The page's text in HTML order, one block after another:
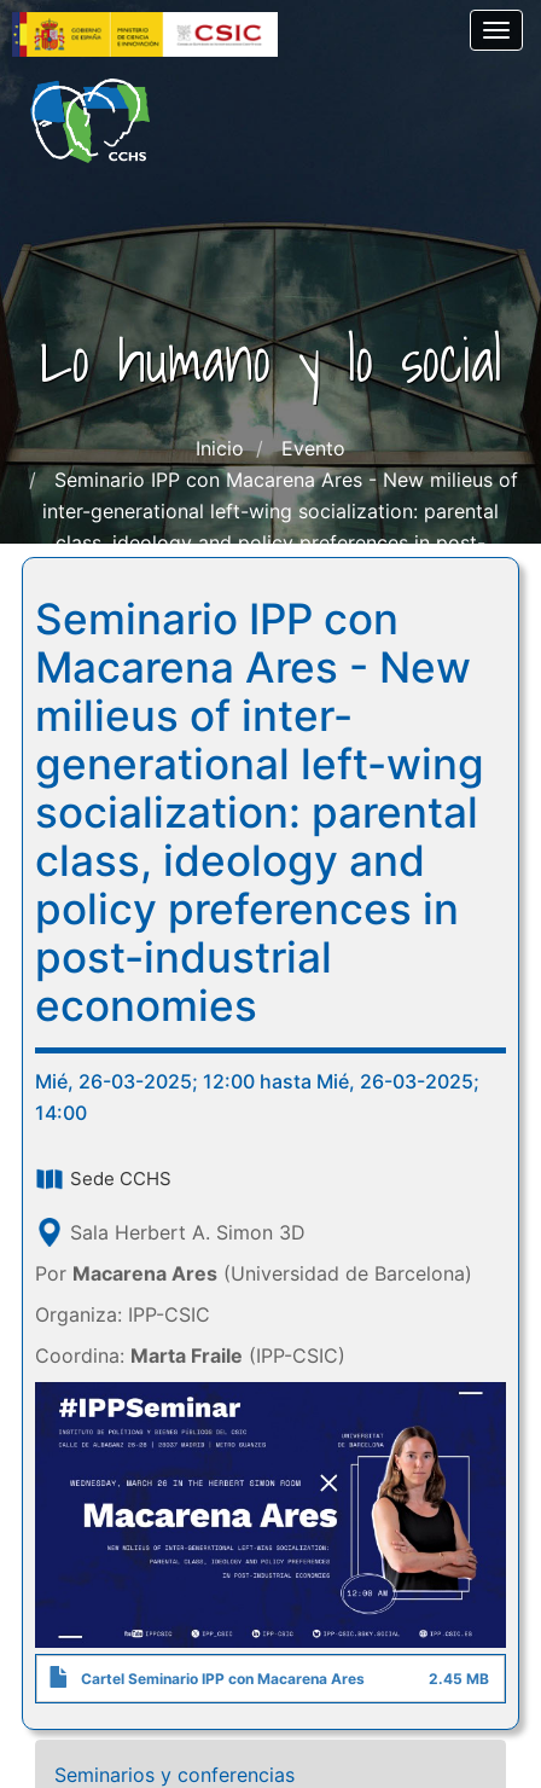
Pasar
al
contenido
principal
Lo humano y lo social
Inicio
Evento
Seminario IPP con Macarena Ares - New milieus of
inter-generational left-wing socialization: parental
class, ideology and policy preferences in post-
Seminario IPP con
Macarena Ares - New
milieus of inter-
generational left-wing
socialization: parental
class, ideology and
policy preferences in
post-industrial
economies
Mié, 26-03-2025; 12:00 hasta Mié, 26-03-2025;
14:00
Sede CCHS
Sala Herbert A. Simon 3D
Por Macarena Ares(Universidad de Barcelona)
Organiza: IPP-CSIC
Coordina: Marta Fraile (IPP-CSIC)
Cartel Seminario IPP con Macarena Ares 2.45 MB
Seminarios y conferencias